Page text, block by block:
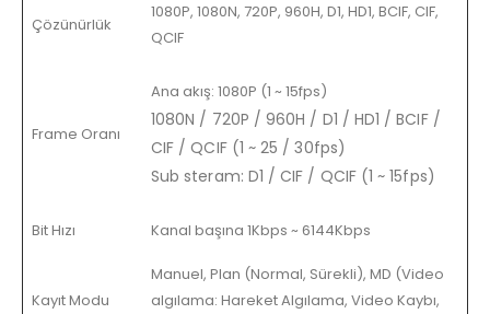
Çözünürlük
1080P, 1080N, 720P, 960H, D1, HD1, BCIF, CIF,
QCIF
Frame Oranı
Ana akış: 1080P (1 ~ 15fps)
1080N / 720P / 960H / D1 / HD1 / BCIF /
CIF / QCIF (1 ~ 25 / 30fps)
Sub steram: D1 / CIF / QCIF (1 ~ 15fps)
Bit Hızı Kanal başına 1Kbps ~ 6144Kbps
Kayıt Modu
Manuel, Plan (Normal, Sürekli), MD (Video
algılama: Hareket Algılama, Video Kaybı,